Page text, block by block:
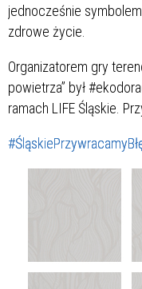
jednocześnie
zdrowe życie.
Organizatorem gry
powietrza” był
ramach LIFE Śląskie.